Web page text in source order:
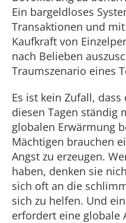
Ein bargeldloses
Transaktionen und
Kaufkraft von
nach Belieben
Traumszenario eines
Es ist kein Zufall,
diesen Tagen ständig
globalen Erwärmung
Mächtigen brauchen
Angst zu erzeugen.
haben, denken sie
sich oft an die
sich zu helfen. Und
erfordert eine globale